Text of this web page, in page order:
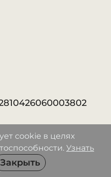
cookie в целях
Узнать
Закрыть